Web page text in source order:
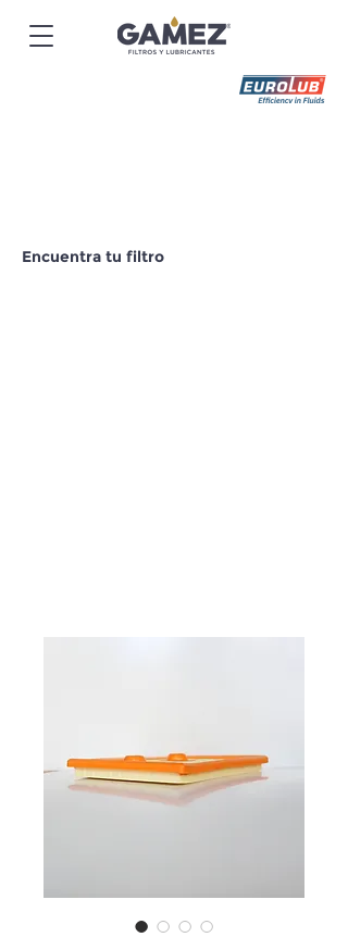
Encuentra tu filtro